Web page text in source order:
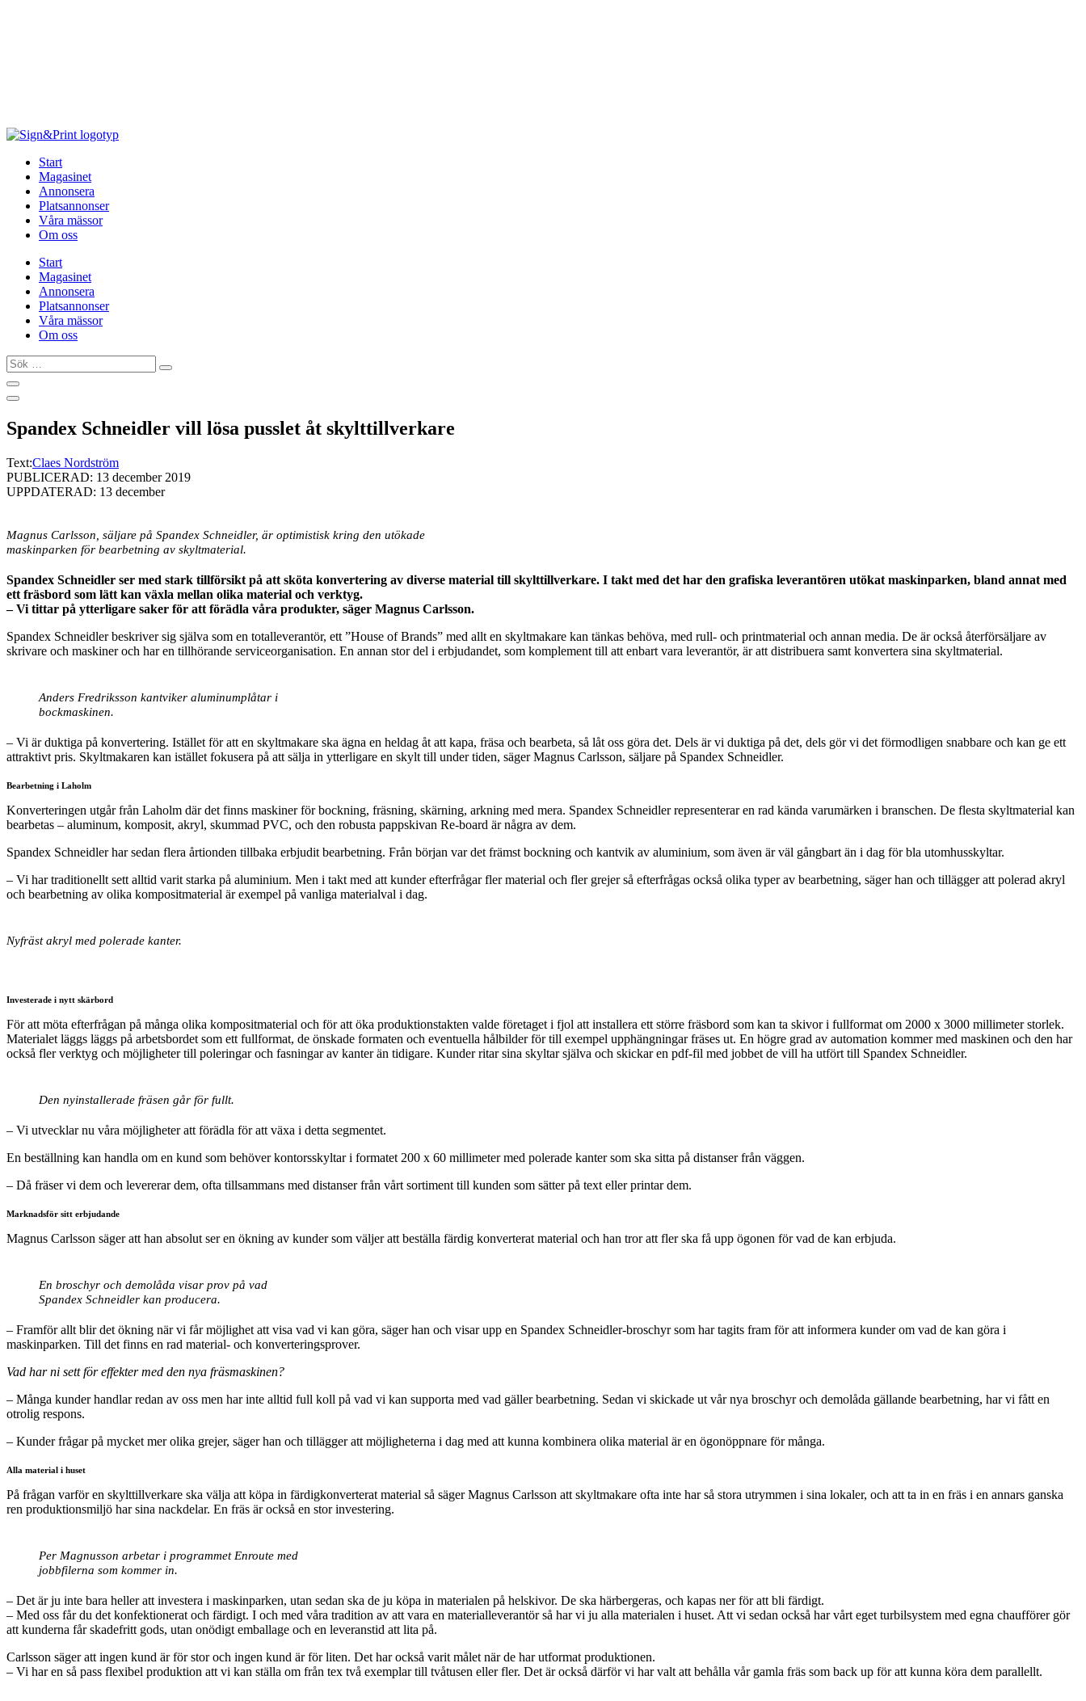
Start
Magasinet
Annonsera
Platsannonser
Våra mässor
Om oss
Start
Magasinet
Annonsera
Platsannonser
Våra mässor
Om oss
Sök
…
Spandex Schneidler vill lösa pusslet åt skylttillverkare
Text:Claes Nordström
PUBLICERAD: 13 december 2019
UPPDATERAD: 13 december
Magnus Carlsson, säljare på Spandex Schneidler, är optimistisk kring den utökade
maskinparken för bearbetning av skyltmaterial.
Spandex Schneidler ser med stark tillförsikt på att sköta konvertering av diverse material till skylttillverkare. I takt med det har den grafiska leverantören utökat maskinparken, bland annat med
ett fräsbord som lätt kan växla mellan olika material och verktyg.
– Vi tittar på ytterligare saker för att förädla våra produkter, säger Magnus Carlsson.
Spandex Schneidler beskriver sig själva som en totalleverantör, ett ”House of Brands” med allt en skyltmakare kan tänkas behöva, med rull- och printmaterial och annan media. De är också återförsäljare av
skrivare och maskiner och har en tillhörande serviceorganisation. En annan stor del i erbjudandet, som komplement till att enbart vara leverantör, är att distribuera samt konvertera sina skyltmaterial.
Anders Fredriksson kantviker aluminumplåtar i
bockmaskinen.
– Vi är duktiga på konvertering. Istället för att en skyltmakare ska ägna en heldag åt att kapa, fräsa och bearbeta, så låt oss göra det. Dels är vi duktiga på det, dels gör vi det förmodligen snabbare och kan ge ett
attraktivt pris. Skyltmakaren kan istället fokusera på att sälja in ytterligare en skylt till under tiden, säger Magnus Carlsson, säljare på Spandex Schneidler.
Bearbetning i Laholm
Konverteringen utgår från Laholm där det finns maskiner för bockning, fräsning, skärning, arkning med mera. Spandex Schneidler representerar en rad kända varumärken i branschen. De flesta skyltmaterial kan
bearbetas – aluminum, komposit, akryl, skummad PVC, och den robusta pappskivan Re-board är några av dem.
Spandex Schneidler har sedan flera årtionden tillbaka erbjudit bearbetning. Från början var det främst bockning och kantvik av aluminium, som även är väl gångbart än i dag för bla utomhusskyltar.
– Vi har traditionellt sett alltid varit starka på aluminium. Men i takt med att kunder efterfrågar fler material och fler grejer så efterfrågas också olika typer av bearbetning, säger han och tillägger att polerad akryl
och bearbetning av olika kompositmaterial är exempel på vanliga materialval i dag.
Nyfräst akryl med polerade kanter.
Investerade i nytt skärbord
För att möta efterfrågan på många olika kompositmaterial och för att öka produktionstakten valde företaget i fjol att installera ett större fräsbord som kan ta skivor i fullformat om 2000 x 3000 millimeter storlek.
Materialet läggs läggs på arbetsbordet som ett fullformat, de önskade formaten och eventuella hålbilder för till exempel upphängningar fräses ut. En högre grad av automation kommer med maskinen och den har
också fler verktyg och möjligheter till poleringar och fasningar av kanter än tidigare. Kunder ritar sina skyltar själva och skickar en pdf-fil med jobbet de vill ha utfört till Spandex Schneidler.
Den nyinstallerade fräsen går för fullt.
– Vi utvecklar nu våra möjligheter att förädla för att växa i detta segmentet.
En beställning kan handla om en kund som behöver kontorsskyltar i formatet 200 x 60 millimeter med polerade kanter som ska sitta på distanser från väggen.
– Då fräser vi dem och levererar dem, ofta tillsammans med distanser från vårt sortiment till kunden som sätter på text eller printar dem.
Marknadsför sitt erbjudande
Magnus Carlsson säger att han absolut ser en ökning av kunder som väljer att beställa färdig konverterat material och han tror att fler ska få upp ögonen för vad de kan erbjuda.
En broschyr och demolåda visar prov på vad
Spandex Schneidler kan producera.
– Framför allt blir det ökning när vi får möjlighet att visa vad vi kan göra, säger han och visar upp en Spandex Schneidler-broschyr som har tagits fram för att informera kunder om vad de kan göra i
maskinparken. Till det finns en rad material- och konverteringsprover.
Vad har ni sett för effekter med den nya fräsmaskinen?
– Många kunder handlar redan av oss men har inte alltid full koll på vad vi kan supporta med vad gäller bearbetning. Sedan vi skickade ut vår nya broschyr och demolåda gällande bearbetning, har vi fått en
otrolig respons.
– Kunder frågar på mycket mer olika grejer, säger han och tillägger att möjligheterna i dag med att kunna kombinera olika material är en ögonöppnare för många.
Alla material i huset
På frågan varför en skylttillverkare ska välja att köpa in färdigkonverterat material så säger Magnus Carlsson att skyltmakare ofta inte har så stora utrymmen i sina lokaler, och att ta in en fräs i en annars ganska
ren produktionsmiljö har sina nackdelar. En fräs är också en stor investering.
Per Magnusson arbetar i programmet Enroute med
jobbfilerna som kommer in.
– Det är ju inte bara heller att investera i maskinparken, utan sedan ska de ju köpa in materialen på helskivor. De ska härbergeras, och kapas ner för att bli färdigt.
– Med oss får du det konfektionerat och färdigt. I och med våra tradition av att vara en materialleverantör så har vi ju alla materialen i huset. Att vi sedan också har vårt eget turbilsystem med egna chaufförer gör
att kunderna får skadefritt gods, utan onödigt emballage och en leveranstid att lita på.
Carlsson säger att ingen kund är för stor och ingen kund är för liten. Det har också varit målet när de har utformat produktionen.
– Vi har en så pass flexibel produktion att vi kan ställa om från tex två exemplar till tvåtusen eller fler. Det är också därför vi har valt att behålla vår gamla fräs som back up för att kunna köra dem parallellt.